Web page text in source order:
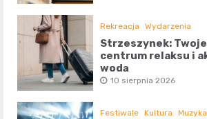
Rekreacja Wydarzenia
Strzeszynek:
centrum relaksu i
wodą
10 sierpnia 2026
Festiwale Kultura Muzyka